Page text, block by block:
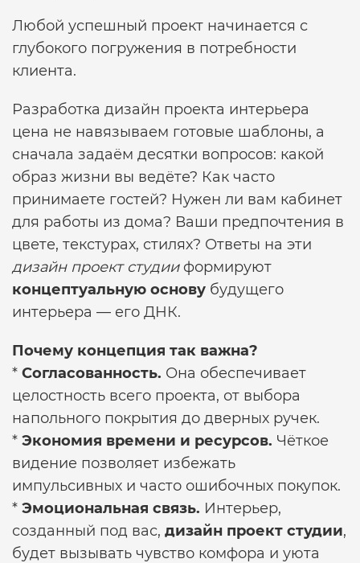
Любой успешный проект начинается с
глубокого погружения в потребности
клиента.
Разработка дизайн проекта интерьера
цена не навязываем готовые шаблоны, а
сначала задаём десятки вопросов: какой
образ жизни вы ведёте? Как часто
принимаете гостей? Нужен ли вам кабинет
для работы из дома? Ваши предпочтения в
цвете, текстурах, стилях? Ответы на эти
дизайн проект студииформируют
концептуальную основу будущего
интерьера — его ДНК.
Почему концепция так важна?
* Согласованность. Она обеспечивает
целостность всего проекта, от выбора
напольного покрытия до дверных ручек.
* Экономия времени и ресурсов. Чёткое
видение позволяет избежать
импульсивных и часто ошибочных покупок.
* Эмоциональная связь. Интерьер,
созданный под вас, дизайн проект студии,
будет вызывать чувство комфора и уюта